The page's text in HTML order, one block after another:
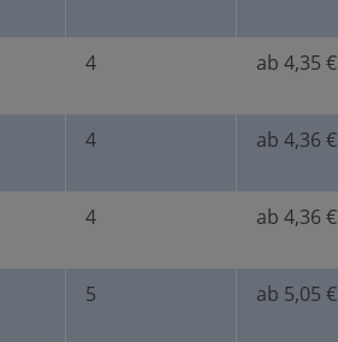
4 ab 4,35 €
4 ab 4,36 €
4 ab 4,36 €
5 ab 5,05 €